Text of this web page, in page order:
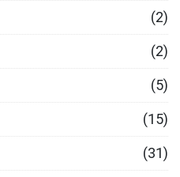
(2)
(2)
(5)
(15)
(31)